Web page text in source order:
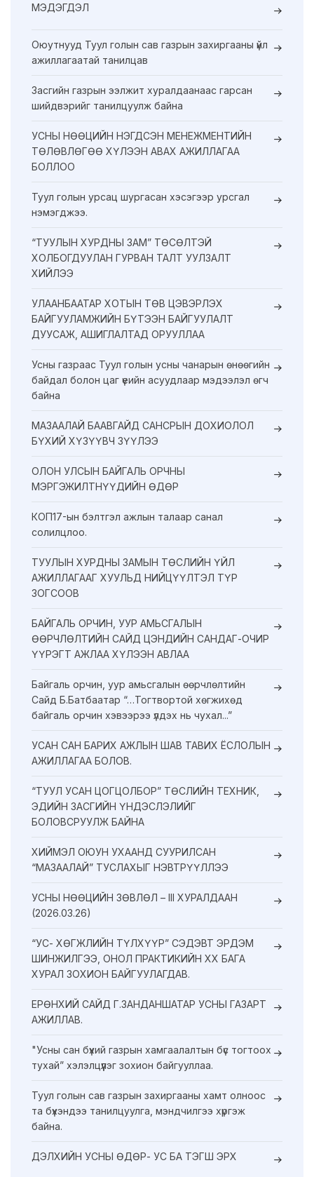
МЭДЭГДЭЛ
Оюутнууд Туул голын сав газрын захиргааны үйл
ажиллагаатай танилцав
Засгийн газрын ээлжит хуралдаанаас гарсан
шийдвэрийг танилцуулж байна
УСНЫ НӨӨЦИЙН НЭГДСЭН МЕНЕЖМЕНТИЙН
ТӨЛӨВЛӨГӨӨ ХҮЛЭЭН АВАХ АЖИЛЛАГАА
БОЛЛОО
Туул голын урсац шургасан хэсэгээр урсгал
нэмэгджээ.
“ТУУЛЫН ХУРДНЫ ЗАМ” ТӨСӨЛТЭЙ
ХОЛБОГДУУЛАН ГУРВАН ТАЛТ УУЛЗАЛТ
ХИЙЛЭЭ
УЛААНБААТАР ХОТЫН ТӨВ ЦЭВЭРЛЭХ
БАЙГУУЛАМЖИЙН БҮТЭЭН БАЙГУУЛАЛТ
ДУУСАЖ, АШИГЛАЛТАД ОРУУЛЛАА
Усны газраас Туул голын усны чанарын өнөөгийн
байдал болон цаг үеийн асуудлаар мэдээлэл өгч
байна
МАЗААЛАЙ БААВГАЙД САНСРЫН ДОХИОЛОЛ
БҮХИЙ ХҮЗҮҮВЧ ЗҮҮЛЭЭ
ОЛОН УЛСЫН БАЙГАЛЬ ОРЧНЫ
МЭРГЭЖИЛТНҮҮДИЙН ӨДӨР
КОП17-ын бэлтгэл ажлын талаар санал
солилцлоо.
ТУУЛЫН ХУРДНЫ ЗАМЫН ТӨСЛИЙН ҮЙЛ
АЖИЛЛАГААГ ХУУЛЬД НИЙЦҮҮЛТЭЛ ТҮР
ЗОГСООВ
БАЙГАЛЬ ОРЧИН, УУР АМЬСГАЛЫН
ӨӨРЧЛӨЛТИЙН САЙД ЦЭНДИЙН САНДАГ-ОЧИР
ҮҮРЭГТ АЖЛАА ХҮЛЭЭН АВЛАА
Байгаль орчин, уур амьсгалын өөрчлөлтийн
Сайд Б.Батбаатар “…Тогтвортой хөгжихөд
байгаль орчин хэвээрээ үлдэх нь чухал...”
УСАН САН БАРИХ АЖЛЫН ШАВ ТАВИХ ЁСЛОЛЫН
АЖИЛЛАГАА БОЛОВ.
“ТУУЛ УСАН ЦОГЦОЛБОР” ТӨСЛИЙН ТЕХНИК,
ЭДИЙН ЗАСГИЙН ҮНДЭСЛЭЛИЙГ
БОЛОВСРУУЛЖ БАЙНА
ХИЙМЭЛ ОЮУН УХААНД СУУРИЛСАН
“МАЗААЛАЙ” ТУСЛАХЫГ НЭВТРҮҮЛЛЭЭ
УСНЫ НӨӨЦИЙН ЗӨВЛӨЛ – III ХУРАЛДААН
(2026.03.26)
“УС- ХӨГЖЛИЙН ТҮЛХҮҮР” СЭДЭВТ ЭРДЭМ
ШИНЖИЛГЭЭ, ОНОЛ ПРАКТИКИЙН XX БАГА
ХУРАЛ ЗОХИОН БАЙГУУЛАГДАВ.
ЕРӨНХИЙ САЙД Г.ЗАНДАНШАТАР УСНЫ ГАЗАРТ
АЖИЛЛАВ.
"Усны сан бүхий газрын хамгаалалтын бүс тогтоох
тухай” хэлэлцүүлэг зохион байгууллаа.
Туул голын сав газрын захиргааны хамт олноос
та бүхэндээ танилцуулга, мэндчилгээ хүргэж
байна.
ДЭЛХИЙН УСНЫ ӨДӨР- УС БА ТЭГШ ЭРХ